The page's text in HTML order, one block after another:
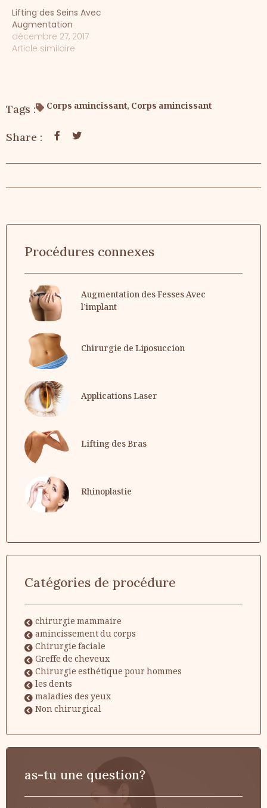
Lifting des Seins Avec
Augmentation
décembre 27, 2017
Article similaire
Tags : Corps amincissant, Corps amincissant
Share :
Procédures connexes
Augmentation des Fesses Avec
l’implant
Chirurgie de Liposuccion
Applications Laser
Lifting des Bras
Rhinoplastie
Catégories de procédure
chirurgie mammaire
amincissement du corps
Chirurgie faciale
Greffe de cheveux
Chirurgie esthétique pour hommes
les dents
maladies des yeux
Non chirurgical
as-tu une question?